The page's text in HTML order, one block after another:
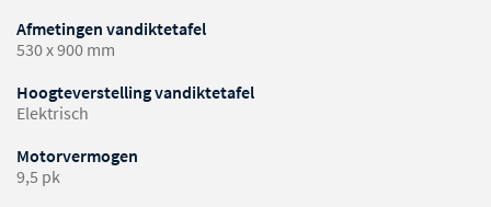
Afmetingen vandiktetafel
530 x 900 mm
Hoogteverstelling vandiktetafel
Elektrisch
Motorvermogen
9,5 pk